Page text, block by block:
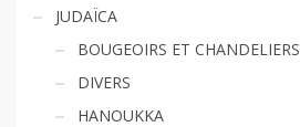
JUDAÏCA
BOUGEOIRS ET CHANDELIERS
DIVERS
HANOUKKA